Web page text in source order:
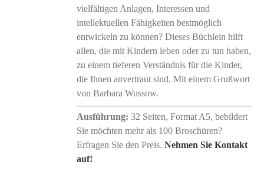
vielfältigen Anlagen, Interessen und
intellektuellen Fähigkeiten bestmöglich
entwickeln zu können? Dieses Büchlein hilft
allen, die mit Kindern leben oder zu tun haben,
zu einem tieferen Verständnis für die Kinder,
die Ihnen anvertraut sind. Mit einem Grußwort
von Barbara Wussow.
Ausführung: 32 Seiten, Format A5, bebildert
Sie möchten mehr als 100 Broschüren?
Erfragen Sie den Preis.Nehmen Sie Kontakt
auf!